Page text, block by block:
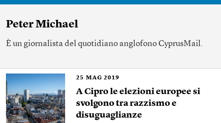
Peter Michael
È un giornalista del quotidiano anglofono CyprusMail.
25 MAG 2019
A Cipro le elezioni europee si
svolgono tra razzismo e
disuguaglianze